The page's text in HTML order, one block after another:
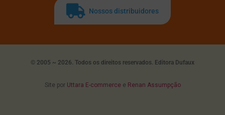
Nossos distribuidores
© 2005 ~ 2026. Todos os direitos reservados. Editora Dufaux
Site por Uttara E-commerce e Renan Assumpção